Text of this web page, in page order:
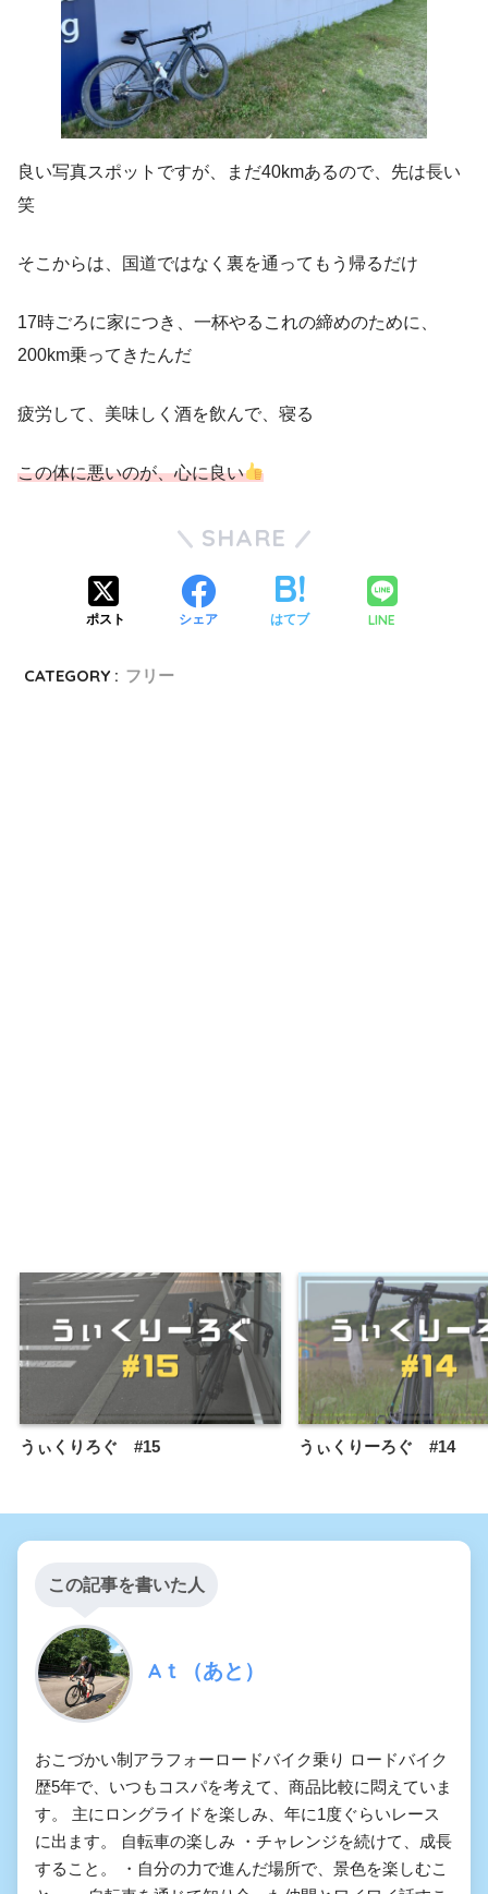
良い写真スポットですが、まだ40kmあるので、先は長い
笑
そこからは、国道ではなく裏を通ってもう帰るだけ
17時ごろに家につき、一杯やるこれの締めのために、
200km乗ってきたんだ
疲労して、美味しく酒を飲んで、寝る
この体に悪いのが、心に良い
SHARE
ポスト シェア はてブ LINE
CATEGORY : フリー
うぃくりろぐ #15 うぃくりーろぐ #14
この記事を書いた人
Aｔ（あと）
おこづかい制アラフォーロードバイク乗り ロードバイク
歴5年で、いつもコスパを考えて、商品比較に悶えていま
す。 主にロングライドを楽しみ、年に1度ぐらいレース
に出ます。 自転車の楽しみ ・チャレンジを続けて、成長
すること。 ・自分の力で進んだ場所で、景色を楽しむこ